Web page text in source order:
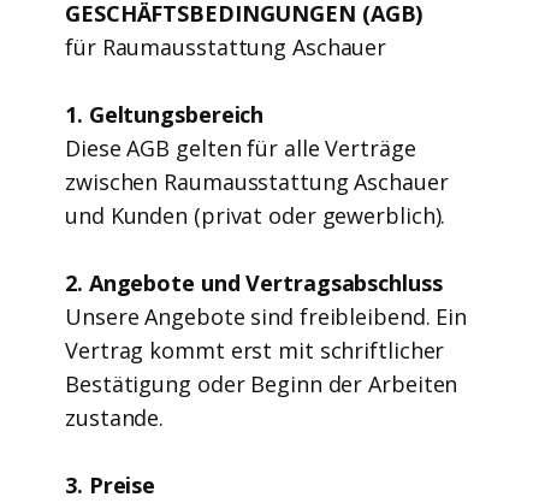
GESCHÄFTSBEDINGUNGEN (AGB)
für Raumausstattung Aschauer
1. Geltungsbereich
Diese AGB gelten für alle Verträge
zwischen Raumausstattung Aschauer
und Kunden (privat oder gewerblich).
2. Angebote und Vertragsabschluss
Unsere Angebote sind freibleibend. Ein
Vertrag kommt erst mit schriftlicher
Bestätigung oder Beginn der Arbeiten
zustande.
3. Preise